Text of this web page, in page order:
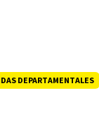
DEPARTAMENTALES